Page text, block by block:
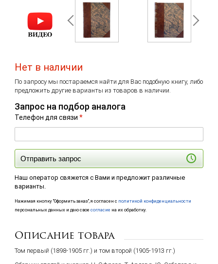
Нет в наличии
По запросу мы постараемся найти для Вас подобную книгу, либо
предложить другие варианты из товаров в наличии.
Запрос на подбор аналога
Телефон для связи *
Отправить запрос
Наш оператор свяжется с Вами и предложит различные
варианты.
Нажимая кнопку "Оформить заказ", я согласен с политикой конфиденциальности
персональных данных и даю свое согласие на их обработку.
Описание товара
Том первый (1898-1905 гг.) и том второй (1905-1913 гг.)